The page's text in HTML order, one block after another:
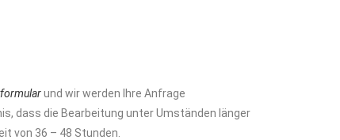
und wir werden Ihre Anfrage
dass die Bearbeitung unter Umständen länger
von 36 – 48 Stunden.